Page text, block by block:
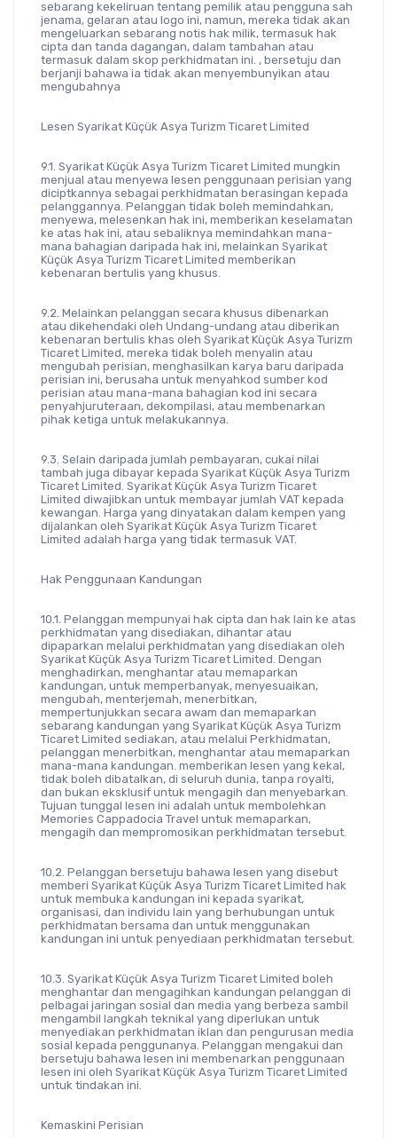
sebarang kekeliruan tentang pemilik atau pengguna sah
jenama, gelaran atau logo ini, namun, mereka tidak akan
mengeluarkan sebarang notis hak milik, termasuk hak
cipta dan tanda dagangan, dalam tambahan atau
termasuk dalam skop perkhidmatan ini. , bersetuju dan
berjanji bahawa ia tidak akan menyembunyikan atau
mengubahnya
Lesen Syarikat Küçük Asya Turizm Ticaret Limited
9.1. Syarikat Küçük Asya Turizm Ticaret Limited mungkin
menjual atau menyewa lesen penggunaan perisian yang
diciptkannya sebagai perkhidmatan berasingan kepada
pelanggannya. Pelanggan tidak boleh memindahkan,
menyewa, melesenkan hak ini, memberikan keselamatan
ke atas hak ini, atau sebaliknya memindahkan mana-
mana bahagian daripada hak ini, melainkan Syarikat
Küçük Asya Turizm Ticaret Limited memberikan
kebenaran bertulis yang khusus.
9.2. Melainkan pelanggan secara khusus dibenarkan
atau dikehendaki oleh Undang-undang atau diberikan
kebenaran bertulis khas oleh Syarikat Küçük Asya Turizm
Ticaret Limited, mereka tidak boleh menyalin atau
mengubah perisian, menghasilkan karya baru daripada
perisian ini, berusaha untuk menyahkod sumber kod
perisian atau mana-mana bahagian kod ini secara
penyahjuruteraan, dekompilasi, atau membenarkan
pihak ketiga untuk melakukannya.
9.3. Selain daripada jumlah pembayaran, cukai nilai
tambah juga dibayar kepada Syarikat Küçük Asya Turizm
Ticaret Limited. Syarikat Küçük Asya Turizm Ticaret
Limited diwajibkan untuk membayar jumlah VAT kepada
kewangan. Harga yang dinyatakan dalam kempen yang
dijalankan oleh Syarikat Küçük Asya Turizm Ticaret
Limited adalah harga yang tidak termasuk VAT.
Hak Penggunaan Kandungan
10.1. Pelanggan mempunyai hak cipta dan hak lain ke atas
perkhidmatan yang disediakan, dihantar atau
dipaparkan melalui perkhidmatan yang disediakan oleh
Syarikat Küçük Asya Turizm Ticaret Limited. Dengan
menghadirkan, menghantar atau memaparkan
kandungan, untuk memperbanyak, menyesuaikan,
mengubah, menterjemah, menerbitkan,
mempertunjukkan secara awam dan memaparkan
sebarang kandungan yang Syarikat Küçük Asya Turizm
Ticaret Limited sediakan, atau melalui Perkhidmatan,
pelanggan menerbitkan, menghantar atau memaparkan
mana-mana kandungan. memberikan lesen yang kekal,
tidak boleh dibatalkan, di seluruh dunia, tanpa royalti,
dan bukan eksklusif untuk mengagih dan menyebarkan.
Tujuan tunggal lesen ini adalah untuk membolehkan
Memories Cappadocia Travel untuk memaparkan,
mengagih dan mempromosikan perkhidmatan tersebut.
10.2. Pelanggan bersetuju bahawa lesen yang disebut
memberi Syarikat Küçük Asya Turizm Ticaret Limited hak
untuk membuka kandungan ini kepada syarikat,
organisasi, dan individu lain yang berhubungan untuk
perkhidmatan bersama dan untuk menggunakan
kandungan ini untuk penyediaan perkhidmatan tersebut.
10.3. Syarikat Küçük Asya Turizm Ticaret Limited boleh
menghantar dan mengagihkan kandungan pelanggan di
pelbagai jaringan sosial dan media yang berbeza sambil
mengambil langkah teknikal yang diperlukan untuk
menyediakan perkhidmatan iklan dan pengurusan media
sosial kepada penggunanya. Pelanggan mengakui dan
bersetuju bahawa lesen ini membenarkan penggunaan
lesen ini oleh Syarikat Küçük Asya Turizm Ticaret Limited
untuk tindakan ini.
Kemaskini Perisian